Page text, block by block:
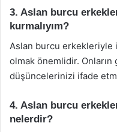
3. Aslan burcu
kurmalıyım?
Aslan burcu erkekleriyle
olmak önemlidir.
düşüncelerinizi ifade
4. Aslan burcu
nelerdir?